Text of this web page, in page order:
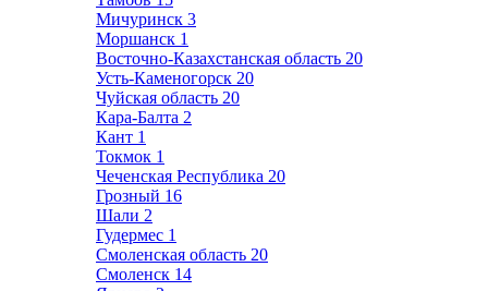
Мичуринск 3
Моршанск 1
Восточно-Казахстанская область 20
Усть-Каменогорск 20
Чуйская область 20
Кара-Балта 2
Кант 1
Токмок 1
Чеченская Республика 20
Грозный 16
Шали 2
Гудермес 1
Смоленская область 20
Смоленск 14